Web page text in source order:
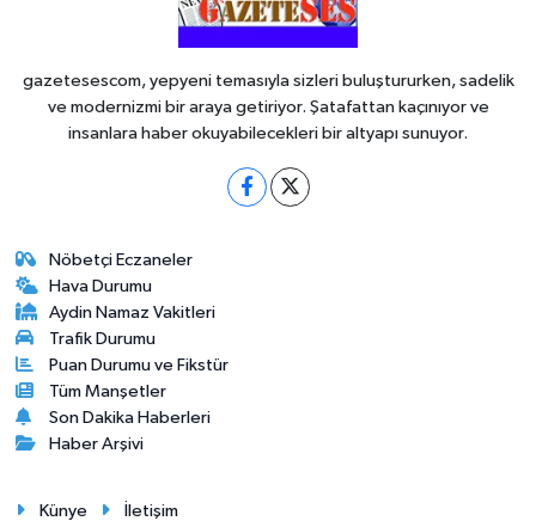
gazetesescom, yepyeni temasıyla sizleri buluştururken, sadelik
ve modernizmi bir araya getiriyor. Şatafattan kaçınıyor ve
insanlara haber okuyabilecekleri bir altyapı sunuyor.
Nöbetçi Eczaneler
Hava Durumu
Aydin Namaz Vakitleri
Trafik Durumu
Puan Durumu ve Fikstür
Tüm Manşetler
Son Dakika Haberleri
Haber Arşivi
Künye İletişim